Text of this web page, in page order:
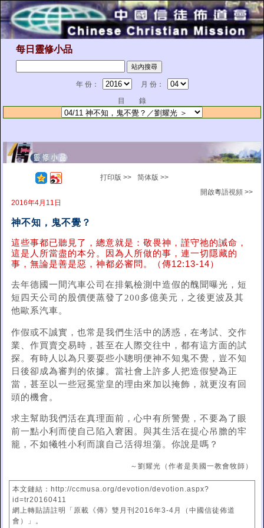
每日靈修小品
年 份：
月 份：
目 錄
打印版 >>
简体版 >>
開啟粵語視頻 >>
2016年4月11日
神不知，鬼不覺？
這些事都已聽見了，總意就是：敬畏神，謹守祂的誡命，
這是人所當盡的本分。因為人所做的事，連一切隱藏的
事，無論是善是惡，神都必審問。（傳12:13-14）
去年德國一間汽車公司在排氣檢測中造假的醜聞曝光，短
短四天公司的股價便蒸發了200多億美元，之後更波及其
他歐系汽車。
作假或不誠實，也常是我們生活中的誘惑，在考試、交作
業、作買賣交易時，甚至在人際交往中，都有這方面的試
探。有時人以為只要耍些小聰明便神不知鬼不覺，豈不知
日後卻成為審判的依據。當社會上許多人把造假變為正
當，甚至以一些冠冕堂皇的理由來加以掩飾，就更沒有回
頭的機會。
求主幫助我們活在真理面前，心中有所警覺，不要為了眼
前一點小利而使自己陷入窘困。與其生活在提心吊膽的牢
籠，不如犧牲小利而讓自己活得坦蕩。你說是嗎？
～劉耀光（作者是美國一教會牧師）
本文鏈結：http://ccmusa.org/devotion/devotion.aspx?
id=tr20160411
網上轉貼請註明「原載《傳》雙月刊2016年3-4月（中國信徒佈道
會）」。